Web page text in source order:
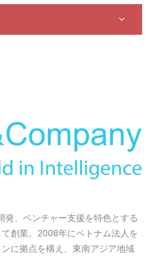
発、ベンチャー支援を特色とする
創業。2008年にベトナム法人を
に拠点を構え、東南アジア地域